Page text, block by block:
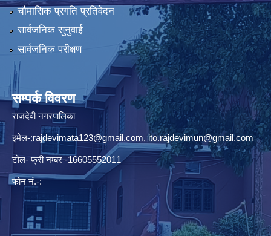
चौमासिक प्रगति प्रतिवेदन
सार्वजनिक सुनुवाई
सार्वजनिक परीक्षण
सम्पर्क विवरण
राजदेवी नगरपालिका
इमेल-:rajdevimata123@gmail.com,ito.rajdevimun@gmail.com
टोल- फ्री नम्बर -16605552011
फोन नं.-: